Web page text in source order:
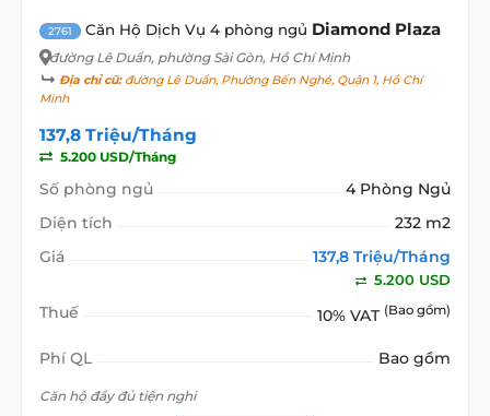
2761 Căn Hộ Dịch Vụ 4 phòng ngủ Diamond Plaza
đường Lê Duẩn, phường Sài Gòn, Hồ Chí Minh
Địa chỉ cũ:đường Lê Duẩn, Phường Bến Nghé, Quận 1, Hồ Chí
Minh
137,8 Triệu/Tháng
5.200 USD/Tháng
Số phòng ngủ
4 Phòng Ngủ
Diện tích
232 m2
Giá
137,8 Triệu/Tháng
5.200 USD
Thuế 10% VAT (Bao gồm)
Phí QL Bao gồm
Căn hộ đầy đủ tiện nghi